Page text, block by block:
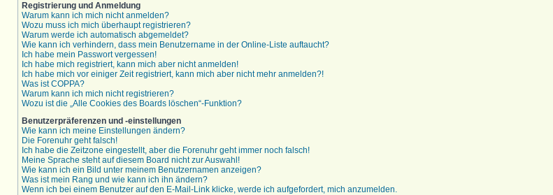
Registrierung und Anmeldung
Warum kann ich mich nicht anmelden?
Wozu muss ich mich überhaupt registrieren?
Warum werde ich automatisch abgemeldet?
Wie kann ich verhindern, dass mein Benutzername in der Online-Liste auftaucht?
Ich habe mein Passwort vergessen!
Ich habe mich registriert, kann mich aber nicht anmelden!
Ich habe mich vor einiger Zeit registriert, kann mich aber nicht mehr anmelden?!
Was ist COPPA?
Warum kann ich mich nicht registrieren?
Wozu ist die „Alle Cookies des Boards löschen“-Funktion?
Benutzerpräferenzen und -einstellungen
Wie kann ich meine Einstellungen ändern?
Die Forenuhr geht falsch!
Ich habe die Zeitzone eingestellt, aber die Forenuhr geht immer noch falsch!
Meine Sprache steht auf diesem Board nicht zur Auswahl!
Wie kann ich ein Bild unter meinem Benutzernamen anzeigen?
Was ist mein Rang und wie kann ich ihn ändern?
Wenn ich bei einem Benutzer auf den E-Mail-Link klicke, werde ich aufgefordert, mich anzumelden.